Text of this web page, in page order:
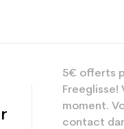
Utilisateur
Niveau
5€ offerts
Freeglisse!
moment.
contact